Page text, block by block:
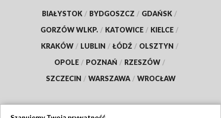
BIAŁYSTOK / BYDGOSZCZ / GDAŃSK /
GORZÓW WLKP. / KATOWICE / KIELCE /
KRAKÓW / LUBLIN / ŁÓDŹ / OLSZTYN /
OPOLE / POZNAŃ / RZESZÓW /
SZCZECIN / WARSZAWA / WROCŁAW